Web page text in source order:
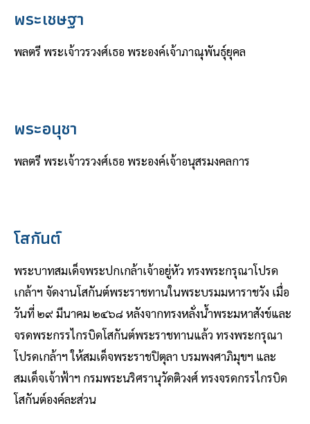
พระเชษฐา
พลตรี พระเจ้าวรวงศ์เธอ พระองค์เจ้าภาณุพันธุ์ยุคล
พระอนุชา
พลตรี พระเจ้าวรวงศ์เธอ พระองค์เจ้าอนุสรมงคลการ
โสกันต์
พระบาทสมเด็จพระปกเกล้าเจ้าอยู่หัว ทรงพระกรุณาโปรด
เกล้าฯ จัดงานโสกันต์พระราชทานในพระบรมมหาราชวัง เมื่อ
วันที่ ๒๙ มีนาคม ๒๔๖๘ หลังจากทรงหลั่งน้ําพระมหาสังข์และ
จรดพระกรรไกรบิดโสกันต์พระราชทานแล้ว ทรงพระกรุณา
โปรดเกล้าฯ ให้สมเด็จพระราชปิตุลา บรมพงศาภิมุขฯ และ
สมเด็จเจ้าฟ้าฯ กรมพระนริศรานุวัดติวงศ์ ทรงจรดกรรไกรบิด
โสกันต์องค์ละส่วน